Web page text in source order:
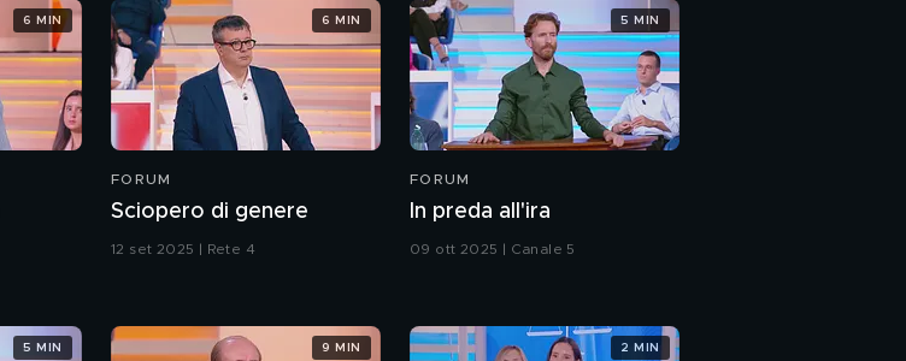
6 MIN
FORUM
Sciopero di genere
12 set 2025 | Rete 4
6 MIN
FORUM
In preda all'ira
09 ott 2025 | Canale 5
5 MIN
5 MIN 9 MIN 2 MIN